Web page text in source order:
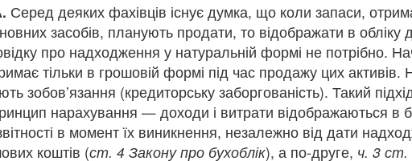
Серед деяких фахівців існує думка, що коли запаси,
засобів, планують продати, то відображати в обліку
про надходження у натуральній формі не потрібно.
тільки в грошовій формі під час продажу цих активів.
зобов’язання (кредиторську заборгованість). Такий
нарахування — доходи і витрати відображаються в
в момент їх виникнення, незалежно від дати
коштів (ст. 4 Закону про бухоблік), а по-друге, ч. 3 ст.